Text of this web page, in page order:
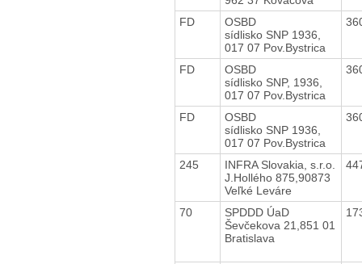
FD
OSBD
sídlisko SNP 1936,
017 07 Pov.Bystrica
FD
OSBD
sídlisko SNP, 1936,
017 07 Pov.Bystrica
FD
OSBD
sídlisko SNP 1936,
017 07 Pov.Bystrica
245
INFRA Slovakia, s.r.o.
J.Hollého 875,90873
Veľké Leváre
70
SPDDD ÚaD
Ševčekova 21,851 01
Bratislava